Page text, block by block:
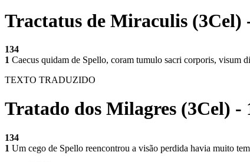
Tractatus de Miraculis (3Cel)
134
1 Caecus quidam de Spello, coram tumulo sacri corporis, visum
TEXTO TRADUZIDO
Tratado dos Milagres (3Cel) -
134
1 Um cego de Spello reencontrou a visão perdida havia muito